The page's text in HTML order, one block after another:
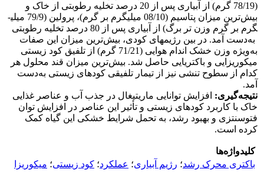
(78/19 گرم) از آبیاری پس از 20 درصد تخلیه رطوبتی از خاک و
بیش‌ترین میزان پتاسیم (08/10 میلی­گرم بر گرم)، پرولین (79/9 میلی­
گرم بر گرم وزن تر برگ) از آبیاری پس از 80 درصد تخلیه رطوبتی
به‌دست آمد. در بین رژیم­های کودی، بیش‌ترین میزان این صفات
به‌ویژه وزن خشک اندام هوایی (71/21 گرم) از تلفیق کود زیستی
میکوریزایی و باکتریایی حاصل شد. بیش‌ترین میزان قند محلول هر
کدام از سطوح تنشی نیز از تیمار تلفیقی کودهای زیستی به‌دست
آمد.
نتیجه‌گیری: افزایش توانایی ماریتیغال در جذب آب و عناصر غذایی
خاک با کاربرد کودهای زیستی و تأثیر این عناصر در افزایش توان
فتوسنتزی و بهبود رشد، به تحمل شرایط خشکی این گیاه کمک
کرده است.
کلیدواژه‌ها
باکتری محرک رشد؛ رژیم آبیاری؛ عملکرد؛ کود زیستی؛ میکوریزا